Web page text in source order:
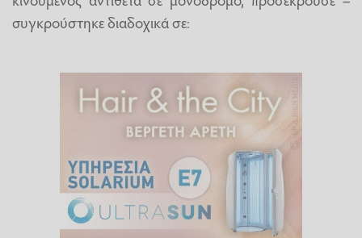
συγκρούστηκε διαδοχικά σε: